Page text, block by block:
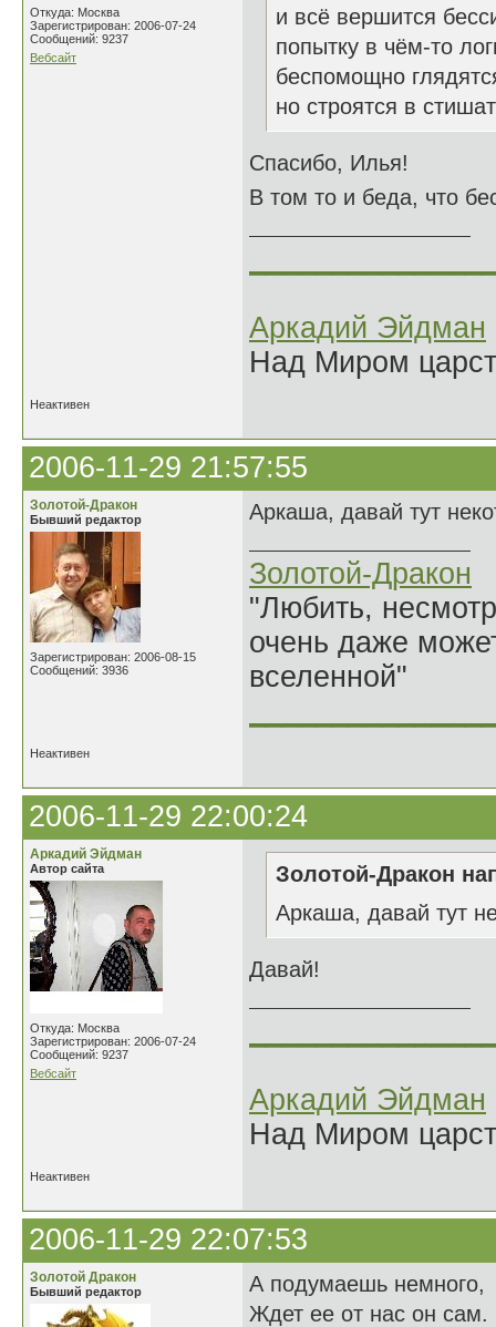
Откуда: Москва
Зарегистрирован: 2006-07-24
Сообщений: 9237
Вебсайт
и всё вершится
попытку в чём-то
беспомощно
но строятся в
Спасибо, Илья!
В том то и беда, что
Аркадий Эйдман
Над Миром
Неактивен
2006-11-29 21:57:55
Золотой-Дракон
Бывший редактор
Зарегистрирован: 2006-08-15
Сообщений: 3936
Аркаша, давай тут
Золотой-Дракон
"Любить,
очень даже
вселенной"
Неактивен
2006-11-29 22:00:24
Аркадий Эйдман
Автор сайта
Откуда: Москва
Зарегистрирован: 2006-07-24
Сообщений: 9237
Вебсайт
Золотой-Дракон
Аркаша, давай тут
Давай!
Аркадий Эйдман
Над Миром
Неактивен
2006-11-29 22:07:53
Золотой Дракон
Бывший редактор
А подумаешь немного,
Ждет ее от нас он сам.